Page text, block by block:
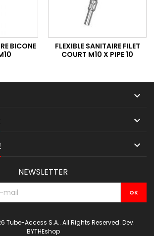
BICONE
FLEXIBLE SANITAIRE FILET
COURT M10 X PIPE 10



NEWSLETTER
Tube-Access S.A.. All Rights Reserved. Dev.
BYTHEshop